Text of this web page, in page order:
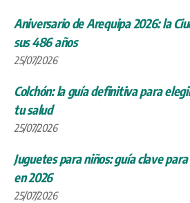
Aniversario de Arequipa 2026: la
sus 486 años
25/07/2026
Colchón: la guía definitiva para
tu salud
25/07/2026
Juguetes para niños: guía clave
en 2026
25/07/2026